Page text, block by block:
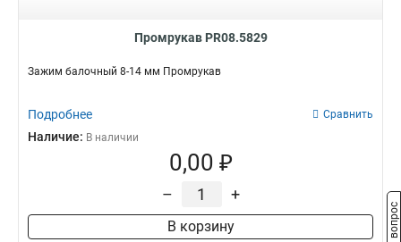
Промрукав PR08.5829
Зажим балочный 8-14 мм Промрукав
Подробнее Сравнить
Наличие: В наличии
0,00 ₽
– +
В корзину